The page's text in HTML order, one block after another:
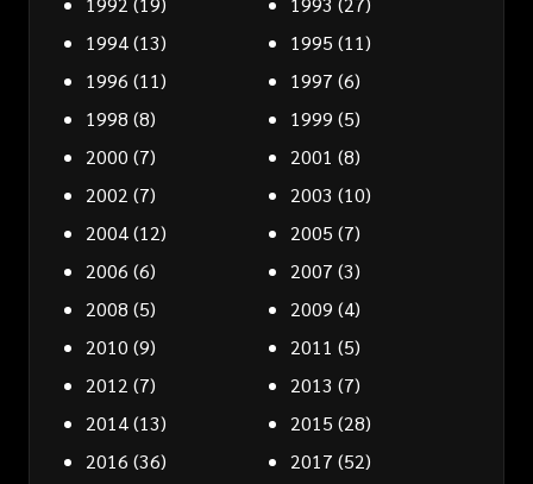
1994(13) 1995 (11)
1996 (11) 1997 (6)
1998 (8) 1999 (5)
2000 (7) 2001 (8)
2002 (7) 2003 (10)
2004(12) 2005 (7)
2006 (6) 2007 (3)
2008 (5) 2009 (4)
2010 (9) 2011 (5)
2012 (7) 2013 (7)
2014(13) 2015 (28)
2016 (36) 2017 (52)